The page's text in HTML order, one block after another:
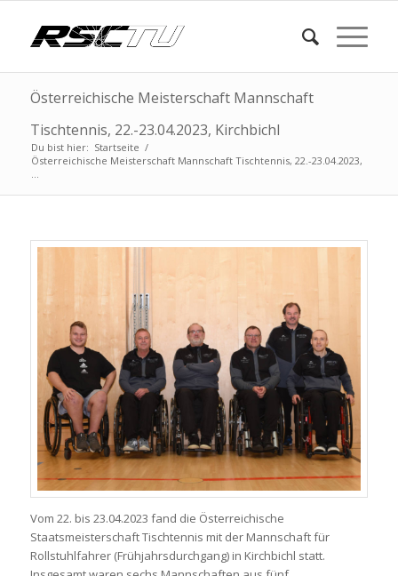
Österreichische Meisterschaft Mannschaft
Tischtennis, 22.-23.04.2023, Kirchbichl
Du bist hier: Startseite /
Österreichische Meisterschaft Mannschaft Tischtennis, 22.-23.04.2023,
...
Vom 22. bis 23.04.2023 fand die Österreichische
Staatsmeisterschaft Tischtennis mit der Mannschaft für
Rollstuhlfahrer (Frühjahrsdurchgang) in Kirchbichl statt.